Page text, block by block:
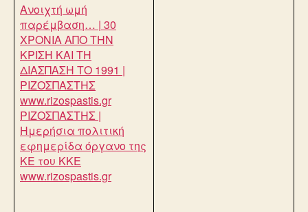
Ανοιχτή ωμή
παρέμβαση… | 30
ΧΡΟΝΙΑ ΑΠΟ ΤΗΝ
ΚΡΙΣΗ ΚΑΙ ΤΗ
ΔΙΑΣΠΑΣΗ ΤΟ 1991 |
ΡΙΖΟΣΠΑΣΤΗΣ
www.rizospastis.gr
ΡΙΖΟΣΠΑΣΤΗΣ |
Ημερήσια πολιτική
εφημερίδα όργανο της
ΚΕ του ΚΚΕ
www.rizospastis.gr